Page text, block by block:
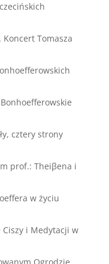
Tomasza
cztery strony
prof.: Theiβena i
w życiu
Ciszy i Medytacji w